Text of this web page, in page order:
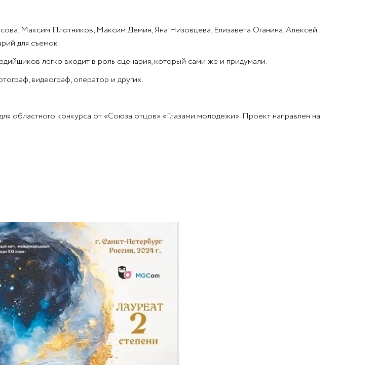
Максим Плотников, Максим Демин, Яна Низовцева, Елизавета Оганина, Алексей
для съемок.
легко входит в роль сценария, который сами же и придумали.
видеограф, оператор и других.
областного конкурса от «Союза отцов» «Глазами молодежи». Проект направлен на